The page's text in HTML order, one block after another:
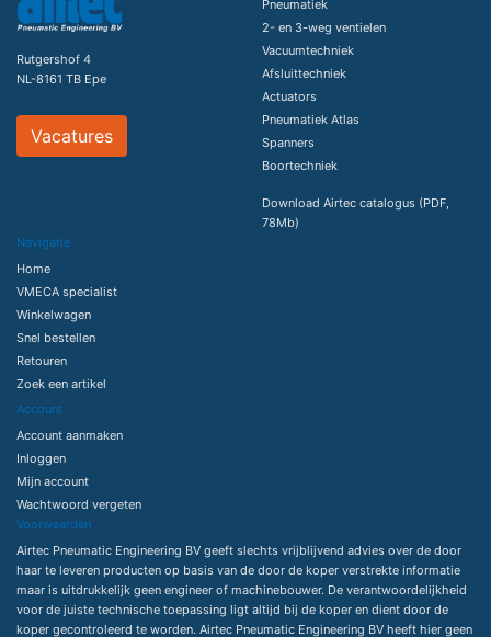
Rutgershof 4
NL-8161 TB Epe
Vacatures
Pneumatiek
2- en 3-weg ventielen
Vacuumtechniek
Afsluittechniek
Actuators
Pneumatiek Atlas
Spanners
Boortechniek
Download Airtec catalogus (PDF,
78Mb)
Navigatie
Home
VMECA specialist
Winkelwagen
Snel bestellen
Retouren
Zoek een artikel
Account
Account aanmaken
Inloggen
Mijn account
Wachtwoord vergeten
Voorwaarden
Airtec Pneumatic Engineering BV geeft slechts vrijblijvend advies over de door
haar te leveren producten op basis van de door de koper verstrekte informatie
maar is uitdrukkelijk geen engineer of machinebouwer. De verantwoordelijkheid
voor de juiste technische toepassing ligt altijd bij de koper en dient door de
koper gecontroleerd te worden. Airtec Pneumatic Engineering BV heeft hier geen